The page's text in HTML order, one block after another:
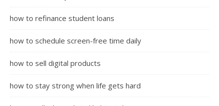
how to refinance student loans
how to schedule screen-free time daily
how to sell digital products
how to stay strong when life gets hard